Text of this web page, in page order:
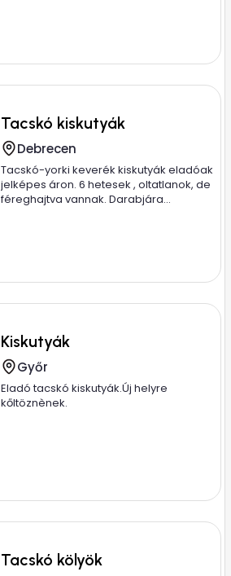
Tacskó kiskutyák
Debrecen
Tacskó-yorki keverék kiskutyák eladóak
jelképes áron. 6 hetesek , oltatlanok, de
féreghajtva vannak. Darabjára...
Kiskutyák
Győr
Eladó tacskó kiskutyák.Új helyre
kőltöznènek.
Tacskó kölyök